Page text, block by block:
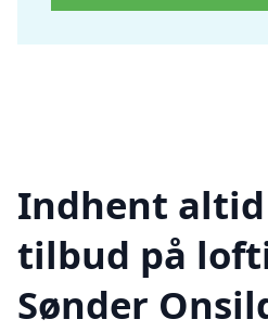
Indhent
tilbud på
Sønder